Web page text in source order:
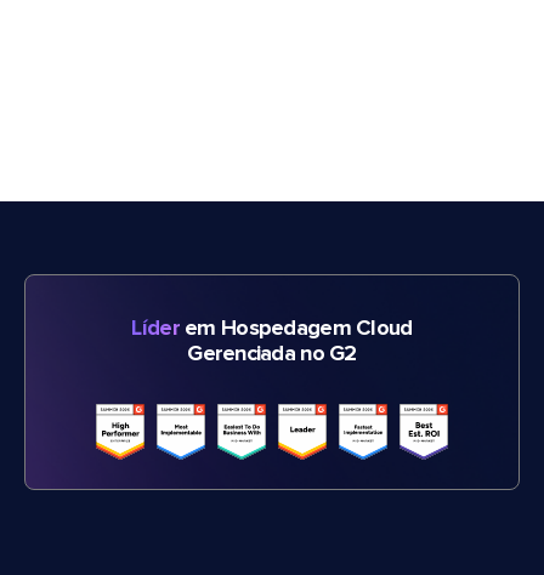
Líderem Hospedagem Cloud
Gerenciada no G2